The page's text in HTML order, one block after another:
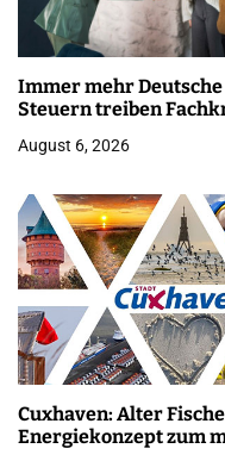
Immer mehr
Steuern treiben
August 6, 2026
Cuxhaven: Alter
Energiekonzept zum